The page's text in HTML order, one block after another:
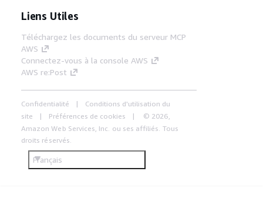
Liens Utiles
Téléchargez les documents du serveur MCP
AWS
Connectez-vous à la console AWS
AWS re:Post
Confidentialité
Conditions d'utilisation du
site
Préférences de cookies
© 2026,
Amazon Web Services, Inc. ou ses affiliés. Tous
droits réservés.
Français